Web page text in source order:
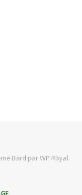
Bard parWP Royal.